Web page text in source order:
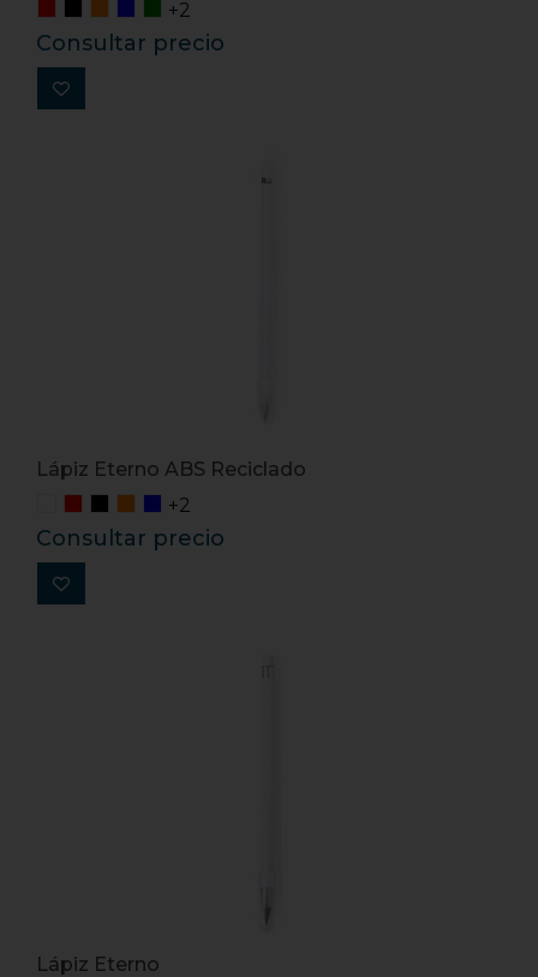
+2
Consultar precio
Lápiz Eterno ABS Reciclado
+2
Consultar precio
Lápiz Eterno